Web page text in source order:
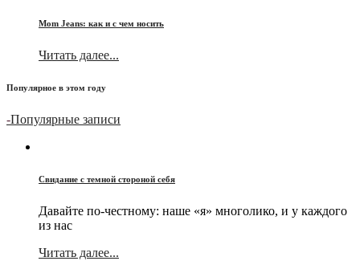
Mom Jeans: как и с чем носить
Читать далее...
Популярное в этом году
-Популярные записи
Свидание с темной стороной себя
Давайте по-честному: наше «я» многолико, и у каждого
из нас
Читать далее...